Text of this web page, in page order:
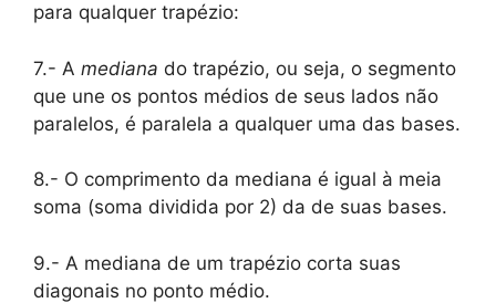
para qualquer trapézio:
7.- A mediana do trapézio, ou seja, o segmento
que une os pontos médios de seus lados não
paralelos, é paralela a qualquer uma das bases.
8.- O comprimento da mediana é igual à meia
soma (soma dividida por 2) da de suas bases.
9.- A mediana de um trapézio corta suas
diagonais no ponto médio.